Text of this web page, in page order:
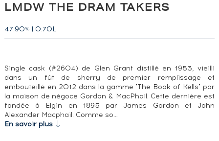
LMDW THE DRAM TAKERS
47.90% | 0.70L
Single cask (#2604) de Glen Grant distillé en 1953, vieilli
dans un fût de sherry de premier remplissage et
embouteillé en 2012 dans la gamme "The Book of Kells" par
la maison de négoce Gordon & MacPhail. Cette dernière est
fondée à Elgin en 1895 par James Gordon et John
Alexander Macphail. Comme so…
En savoir plus